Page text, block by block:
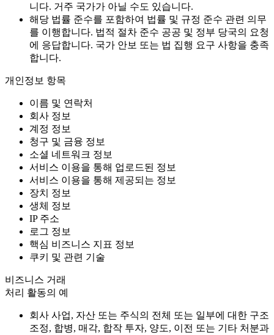
니다. 거주 국가가 아닐 수도 있습니다.
해당 법률 준수를 포함하여 법률 및 규정 준수 관련 의무
를 이행합니다. 법적 절차 준수 공공 및 정부 당국의 요청
에 응답합니다. 국가 안보 또는 법 집행 요구 사항을 충족
합니다.
개인정보 항목
이름 및 연락처
회사 정보
계정 정보
청구 및 금융 정보
소셜 네트워크 정보
서비스 이용을 통해 업로드된 정보
서비스 이용을 통해 제공되는 정보
장치 정보
생체 정보
IP 주소
로그 정보
핵심 비즈니스 지표 정보
쿠키 및 관련 기술
비즈니스 거래
처리 활동의 예
회사 사업, 자산 또는 주식의 전체 또는 일부에 대한 구조
조정, 합병, 매각, 합작 투자, 양도, 이전 또는 기타 처분과